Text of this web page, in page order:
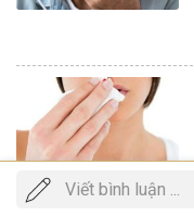
Viết bình luận ...
Gọi